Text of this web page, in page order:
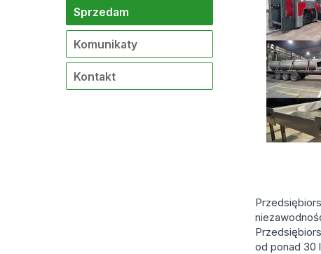
Sprzedam
Komunikaty
Kontakt
od ponad 30